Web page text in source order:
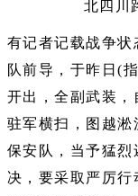
北四川
有记者记载战争状
队前导，于昨日(
开出，全副武装
驻军横扫，图越淞
保安队，当予猛烈
决，要采取严厉